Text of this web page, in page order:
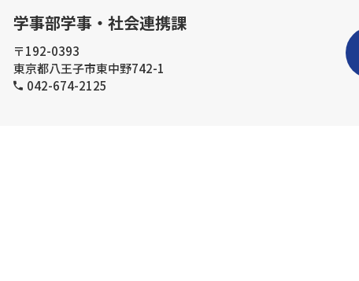
学事部学事・社会連携課
〒192-0393
東京都八王子市東中野742-1
042-674-2125